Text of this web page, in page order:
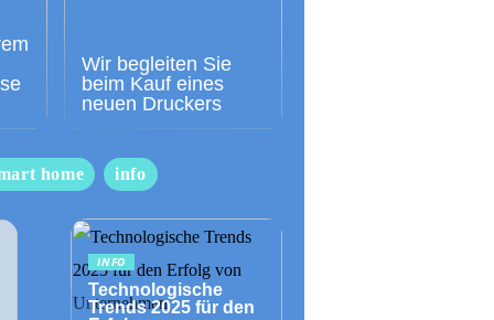
Wir begleiten Sie
beim Kauf eines
neuen Druckers
home info
INFO
Technologische
Trends 2025 für den